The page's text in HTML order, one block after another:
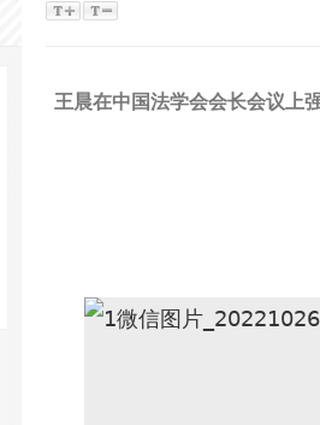
王晨在中国法学会会长会议上